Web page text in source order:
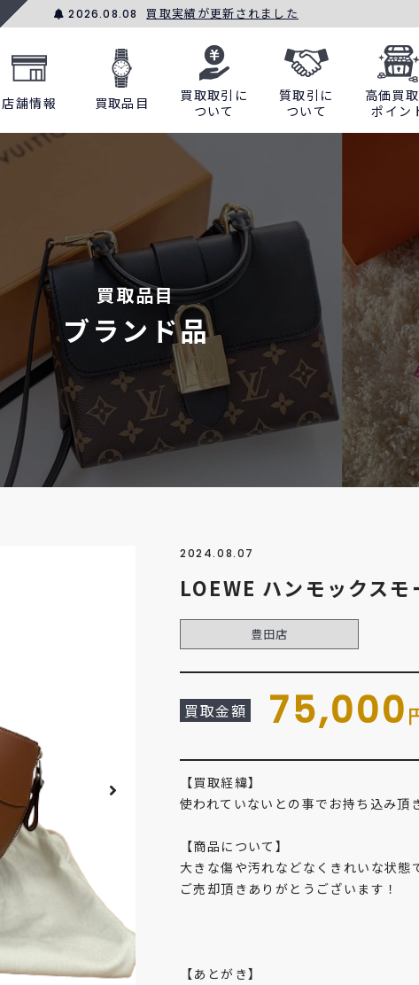
2026.08.08 買取実績が更新されました
店舗情報 買取品目
買取取引に
ついて
質取引に
ついて
高価買
ポイン
買取品目
ブランド品
2024.08.07
LOEWE ハンモックス
豊田店
買取金額 75,000
【買取経緯】
使われていないとの事でお持ち込み頂
【商品について】
大きな傷や汚れなどなくきれいな状態
ご売却頂きありがとうございます！
【あとがき】